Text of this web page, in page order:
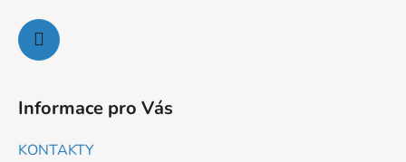
Informace pro Vás
KONTAKTY